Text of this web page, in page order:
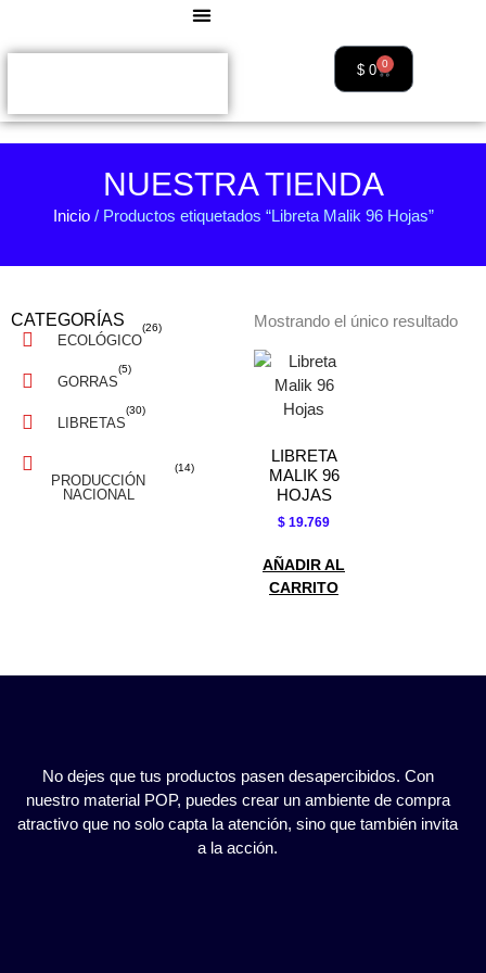
$0 0
NUESTRA TIENDA
Inicio/ Productos etiquetados “Libreta Malik 96 Hojas”
CATEGORÍAS
ECOLÓGICO
(26)
GORRAS
(5)
LIBRETAS
(30)
PRODUCCIÓN
NACIONAL
(14)
Mostrando el único resultado
LIBRETA
MALIK 96
HOJAS
$ 19.769
AÑADIR AL
CARRITO
No dejes que tus productos pasen desapercibidos. Con
nuestro material POP, puedes crear un ambiente de compra
atractivo que no solo capta la atención, sino que también invita
a la acción.